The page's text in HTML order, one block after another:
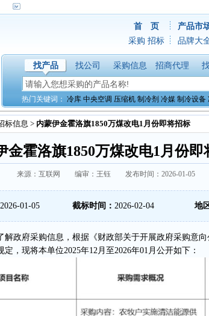
首 页 产品市
采购 招标 品牌大
找产品 找公司 采购信息 招商代理
热门关键词： 冷库 中央空调 压缩机 制冷剂 冷媒 制冷设备
标信息 > 内蒙伊金霍洛旗1850万煤改电1月份即将招标
金霍洛旗1850万煤改电1月份即
来源：互联网 编审：王钰 发布时间：2026-01-05
2026-01-05 截标时间： 2026-02-04 地
政府采购信息，根据《财政部关于开展政府采购意向
定，现将本单位2025年12月至2026年01月公开如下：